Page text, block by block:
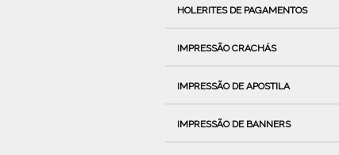
HOLERITES DE PAGAMENTOS
IMPRESSÃO CRACHÁS
IMPRESSÃO DE APOSTILA
IMPRESSÃO DE BANNERS